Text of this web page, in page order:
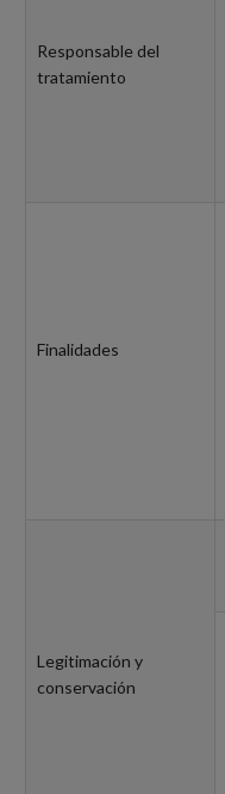
Responsable del
tratamiento
Finalidades
Legitimación y
conservación